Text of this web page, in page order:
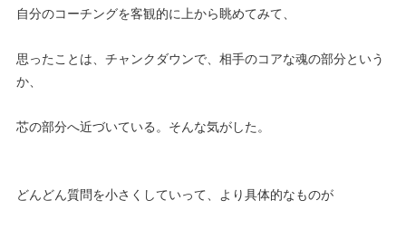
自分のコーチングを客観的に上から眺めてみて、
思ったことは、チャンクダウンで、相手のコアな魂の部分という
か、
芯の部分へ近づいている。そんな気がした。
どんどん質問を小さくしていって、より具体的なものが